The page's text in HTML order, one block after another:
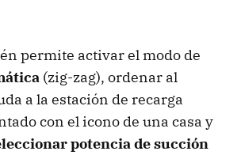
permite activar el modo de
(zig-zag), ordenar al
a la estación de recarga
con el icono de una casa y
potencia de succión